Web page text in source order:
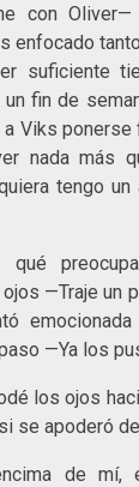
con
enfocado
suficiente
fin de
a Viks
nada más
tengo un
qué
—Traje un
—Ya los
los ojos
se apoderó
de mí,